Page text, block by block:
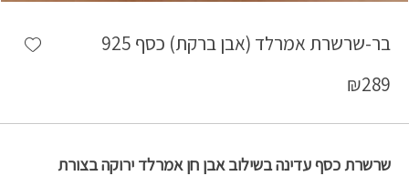
בר-שרשרת אמרלד (אבן ברקת) כסף 925
₪289
שרשרת כסף עדינה בשילוב אבן חן אמרלד ירוקה בצורת